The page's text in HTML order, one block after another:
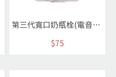
第三代寬口奶瓶栓(電音灰)
$75